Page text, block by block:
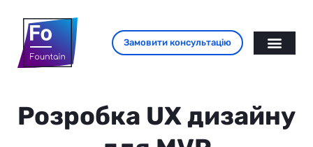
Замовити консультацію
Розробка UX дизайну